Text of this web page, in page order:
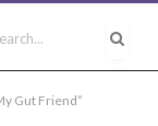
Gut Friend”